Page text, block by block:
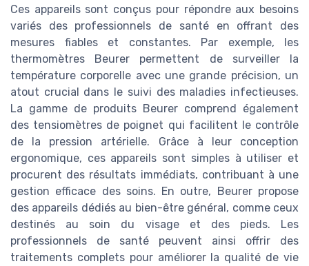
Ces appareils sont conçus pour répondre aux besoins
variés des professionnels de santé en offrant des
mesures fiables et constantes. Par exemple, les
thermomètres Beurer permettent de surveiller la
température corporelle avec une grande précision, un
atout crucial dans le suivi des maladies infectieuses.
La gamme de produits Beurer comprend également
des tensiomètres de poignet qui facilitent le contrôle
de la pression artérielle. Grâce à leur conception
ergonomique, ces appareils sont simples à utiliser et
procurent des résultats immédiats, contribuant à une
gestion efficace des soins. En outre, Beurer propose
des appareils dédiés au bien-être général, comme ceux
destinés au soin du visage et des pieds. Les
professionnels de santé peuvent ainsi offrir des
traitements complets pour améliorer la qualité de vie